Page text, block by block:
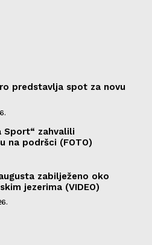
predstavlja spot za novu
Sport“ zahvalili
na podršci (FOTO)
zabilježeno oko
jezerima (VIDEO)